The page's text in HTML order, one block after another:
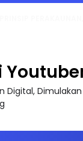
Digital,